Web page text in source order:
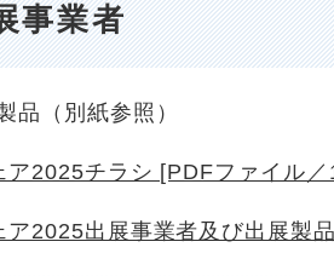
事業者
（別紙参照）
ア2025チラシ [PDFファイル
ア2025出展事業者及び出展製